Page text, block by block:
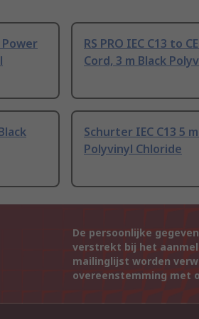
Power
RS PRO IEC C13 to
Cord, 3 m Black
Schurter IEC C13 5
Polyvinyl Chloride
De persoonlijke
verstrekt bij het
mailinglijst worden
overeenstemming met